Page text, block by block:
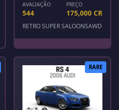
AVALIAÇÃO
544
PREÇO
175,000 CR
RETRO SUPER SALOONSAWD
RARE